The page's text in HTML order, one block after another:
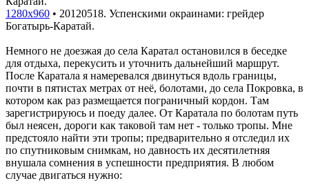
1280x960 • 20120518. Успенскими окраинами: грейдер
Богатырь-Каратай.
Немного не доезжая до села Каратал остановился в беседке
для отдыха, перекусить и уточнить дальнейший маршрут.
После Каратала я намеревался двинуться вдоль границы,
почти в пятистах метрах от неё, болотами, до села Покровка, в
котором как раз размещается пограничный кордон. Там
зарегистрируюсь и поеду далее. От Каратала по болотам путь
был неясен, дороги как таковой там нет - только тропы. Мне
предстояло найти эти тропы; предварительно я отследил их
по спутниковым снимкам, но давность их десятилетняя
внушала сомнения в успешности предприятия. В любом
случае двигаться нужно: